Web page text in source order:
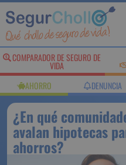
COMPARADOR DE SEGURO DE
VIDA
AHORRO DENUNCIA
¿En qué
avalan hipotecas
ahorros?